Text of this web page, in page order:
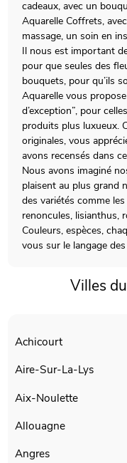
cadeaux, avec un
Aquarelle Coffrets,
massage, un soin en
Il nous est important
pour que seules des
bouquets, pour qu’ils
Aquarelle vous
d’exception”, pour
produits plus luxueux.
originales, vous
avons recensés dans
Nous avons imaginé
plaisent au plus grand
des variétés comme
renoncules, lisianthus,
Couleurs, espèces,
vous sur le langage
Villes
Achicourt
Aire-Sur-La-Lys
Aix-Noulette
Allouagne
Angres